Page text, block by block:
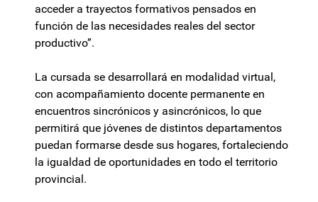
acceder a trayectos formativos pensados en
función de las necesidades reales del sector
productivo”.
La cursada se desarrollará en modalidad virtual,
con acompañamiento docente permanente en
encuentros sincrónicos y asincrónicos, lo que
permitirá que jóvenes de distintos departamentos
puedan formarse desde sus hogares, fortaleciendo
la igualdad de oportunidades en todo el territorio
provincial.